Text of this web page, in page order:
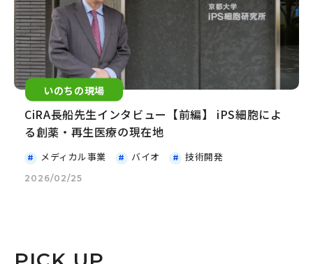
いのちの現場
CiRA長船先生インタビュー【前編】 iPS細胞によ
る創薬・再生医療の現在地
メディカル事業 バイオ 技術開発
2026/02/25